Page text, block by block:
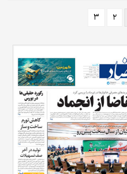
۲ ۳